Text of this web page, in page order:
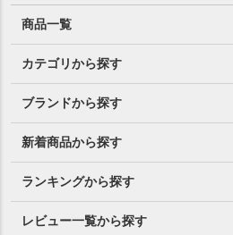
商品一覧
カテゴリから探す
ブランドから探す
新着商品から探す
ランキングから探す
レビュー一覧から探す